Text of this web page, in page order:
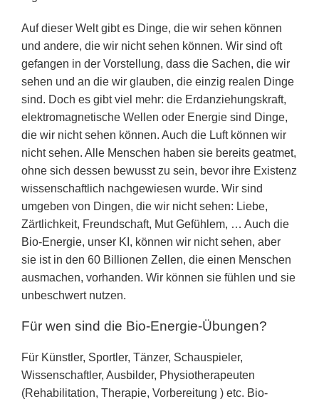
Auf dieser Welt gibt es Dinge, die wir sehen können
und andere, die wir nicht sehen können. Wir sind oft
gefangen in der Vorstellung, dass die Sachen, die wir
sehen und an die wir glauben, die einzig realen Dinge
sind. Doch es gibt viel mehr: die Erdanziehungskraft,
elektromagnetische Wellen oder Energie sind Dinge,
die wir nicht sehen können. Auch die Luft können wir
nicht sehen. Alle Menschen haben sie bereits geatmet,
ohne sich dessen bewusst zu sein, bevor ihre Existenz
wissenschaftlich nachgewiesen wurde. Wir sind
umgeben von Dingen, die wir nicht sehen: Liebe,
Zärtlichkeit, Freundschaft, Mut Gefühlem, … Auch die
Bio-Energie, unser KI, können wir nicht sehen, aber
sie ist in den 60 Billionen Zellen, die einen Menschen
ausmachen, vorhanden. Wir können sie fühlen und sie
unbeschwert nutzen.
Für wen sind die Bio-Energie-Übungen?
Für Künstler, Sportler, Tänzer, Schauspieler,
Wissenschaftler, Ausbilder, Physiotherapeuten
(Rehabilitation, Therapie, Vorbereitung ) etc. Bio-